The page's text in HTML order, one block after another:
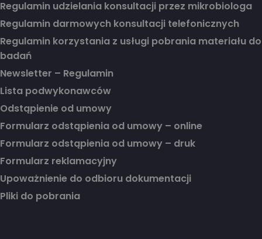
Regulamin udzielania konsultacji przez mikrobiologa
Regulamin darmowych konsultacji telefonicznych
Regulamin korzystania z usługi pobrania materiału do
badań
Newsletter – Regulamin
Lista podwykonawców
Odstąpienie od umowy
Formularz odstąpienia od umowy – online
Formularz odstąpienia od umowy – druk
Formularz reklamacyjny
Upoważnienie do odbioru dokumentacji
Pliki do pobrania